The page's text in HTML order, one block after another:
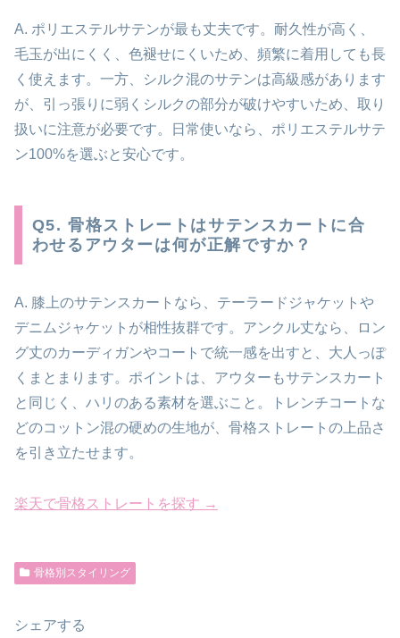
A. ポリエステルサテンが最も丈夫です。耐久性が高く、
毛玉が出にくく、色褪せにくいため、頻繁に着用しても長
く使えます。一方、シルク混のサテンは高級感があります
が、引っ張りに弱くシルクの部分が破けやすいため、取り
扱いに注意が必要です。日常使いなら、ポリエステルサテ
ン100%を選ぶと安心です。
Q5. 骨格ストレートはサテンスカートに合
わせるアウターは何が正解ですか？
A. 膝上のサテンスカートなら、テーラードジャケットや
デニムジャケットが相性抜群です。アンクル丈なら、ロン
グ丈のカーディガンやコートで統一感を出すと、大人っぽ
くまとまります。ポイントは、アウターもサテンスカート
と同じく、ハリのある素材を選ぶこと。トレンチコートな
どのコットン混の硬めの生地が、骨格ストレートの上品さ
を引き立たせます。
楽天で骨格ストレートを探す →
骨格別スタイリング
シェアする